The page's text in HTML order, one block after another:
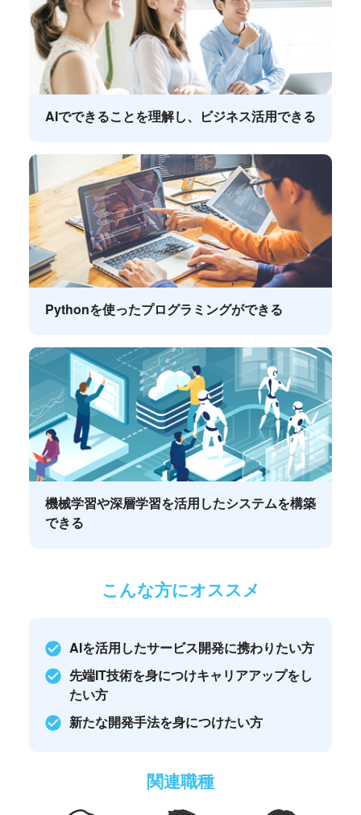
AIでできることを理解し、ビジネス活用できる
Pythonを使ったプログラミングができる
機械学習や深層学習を活用したシステムを構築
できる
こんな方にオススメ
AIを活用したサービス開発に携わりたい方
先端IT技術を身につけキャリアアップをし
たい方
新たな開発手法を身につけたい方
関連職種